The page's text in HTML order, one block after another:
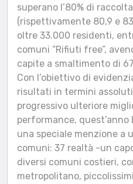
superano l’80% di
(rispettivamente 80,9 e
oltre 33.000 residenti,
comuni “Rifiuti free”,
capite a smaltimento di
Con l’obiettivo di
risultati in termini
progressivo ulteriore
performance,
una speciale menzione a
comuni: 37 realtà -un
diversi comuni costieri,
metropolitano,